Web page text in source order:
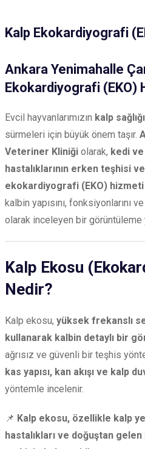
Kalp Ekokardiyografi
Ankara Yenimahalle
Ekokardiyografi (EKO)
Evcil hayvanlarımızın kalp sağlığı
sürmeleri için büyük önem taşır.
Veteriner Kliniğiolarak, kedi
hastalıklarının erken teşhisi
ekokardiyografi (EKO) hizmeti
kalbin yapısını, fonksiyonlarını
olarak inceleyen bir görüntüleme
Kalp Ekosu
Nedir?
Kalp ekosu, yüksek frekanslı
kullanarak kalbin detaylı bir
ağrısız ve güvenli bir teşhis
kas yapısı, kan akışı ve kalp
yöntemle incelenir.
📌 Kalp ekosu, özellikle kalp
hastalıkları ve doğuştan gelen